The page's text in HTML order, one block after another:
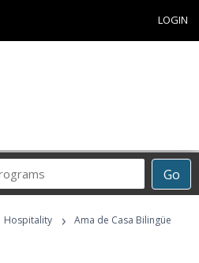
LOGIN
Go
Career
Programs
Hospitality › Ama de Casa Bilingüe